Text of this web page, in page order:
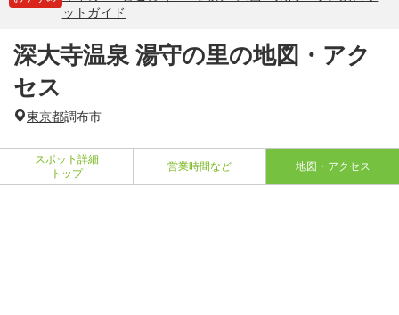
ットガイド
深大寺温泉 湯守の里の地図・アク
セス
東京都調布市
スポット詳細
トップ
営業時間など 地図・アクセス